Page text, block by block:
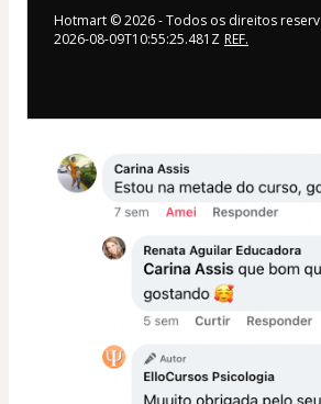
Hotmart ©2026- Todos os direitos
2026-08-09T10:55:25.481Z REF.